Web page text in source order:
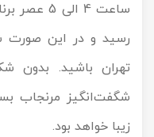
ساعت 4 الی
تهران باشید. بدون
شگفت‌انگیز مرنجاب
زیبا خواهد بود.